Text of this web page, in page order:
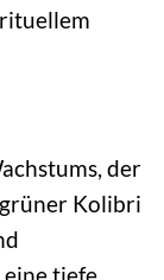
der
Kolibri
tiefe